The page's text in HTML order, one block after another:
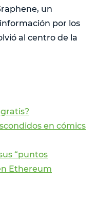
un
por los
al centro de la
en cómics
“puntos
Ethereum